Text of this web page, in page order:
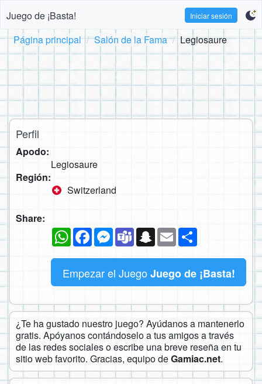
Juego de ¡Basta! Iniciar sesión
Página principal Salón de la Fama Legiosaure
Perfil
Apodo:
Legiosaure
Región:
Switzerland
Share:
WhatsAppFacebookMessenger
TeamsSnapchat
Email
Empezar el Juego Juego de ¡Basta!
¿Te ha gustado nuestro juego? Ayúdanos a mantenerlo
gratis. Apóyanos contándoselo a tus amigos a través
de las redes sociales o escribe una breve reseña en tu
sitio web favorito. Gracias, equipo deGamiac.net.